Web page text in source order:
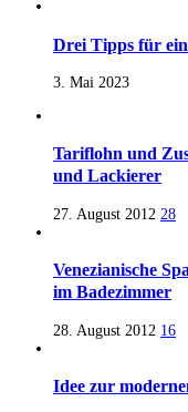
Drei Tipps für
3. Mai 2023
Tariflohn und
und Lackierer
27. August 2012 28
Venezianische
im Badezimmer
28. August 2012 16
Idee zur